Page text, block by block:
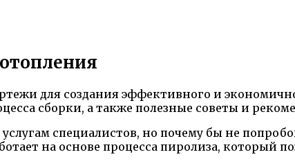
для создания эффективного и
сборки, а также полезные советы и
специалистов, но почему бы не
на основе процесса пиролиза, который